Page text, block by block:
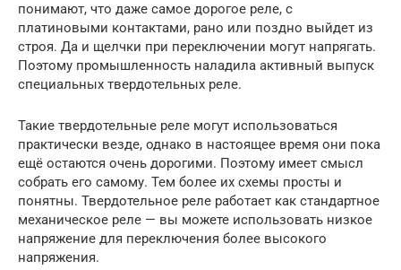
понимают, что даже самое дорогое реле, с
платиновыми контактами, рано или поздно выйдет из
строя. Да и щелчки при переключении могут напрягать.
Поэтому промышленность наладила активный выпуск
специальных твердотельных реле.
Такие твердотельные реле могут использоваться
практически везде, однако в настоящее время они пока
ещё остаются очень дорогими. Поэтому имеет смысл
собрать его самому. Тем более их схемы просты и
понятны. Твердотельное реле работает как стандартное
механическое реле — вы можете использовать низкое
напряжение для переключения более высокого
напряжения.